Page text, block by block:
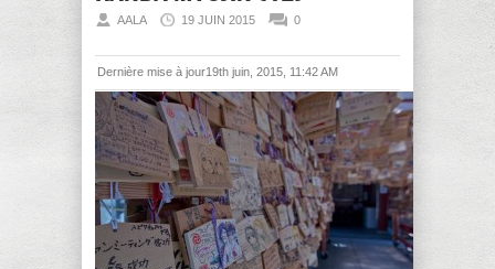
AALA 19 JUIN 2015 0
Dernière mise à jour19th juin, 2015, 11:42 AM